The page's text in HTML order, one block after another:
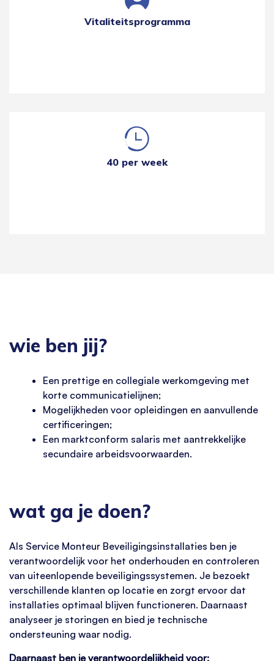
Vitaliteitsprogramma
40 per week
wie ben jij?
Een prettige en collegiale werkomgeving met
korte communicatielijnen;
Mogelijkheden voor opleidingen en aanvullende
certificeringen;
Een marktconform salaris met aantrekkelijke
secundaire arbeidsvoorwaarden.
wat ga je doen?
Als Service Monteur Beveiligingsinstallaties ben je
verantwoordelijk voor het onderhouden en controleren
van uiteenlopende beveiligingssystemen. Je bezoekt
verschillende klanten op locatie en zorgt ervoor dat
installaties optimaal blijven functioneren. Daarnaast
analyseer je storingen en bied je technische
ondersteuning waar nodig.
Daarnaast ben je verantwoordelijkheid voor: